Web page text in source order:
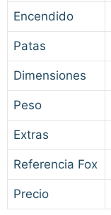
Encendido
Patas
Dimensiones
Peso
Extras
Referencia Fox
Precio